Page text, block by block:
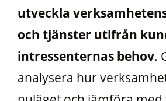
utveckla
och tjänster utifrån
intressenternas behov.
analysera hur